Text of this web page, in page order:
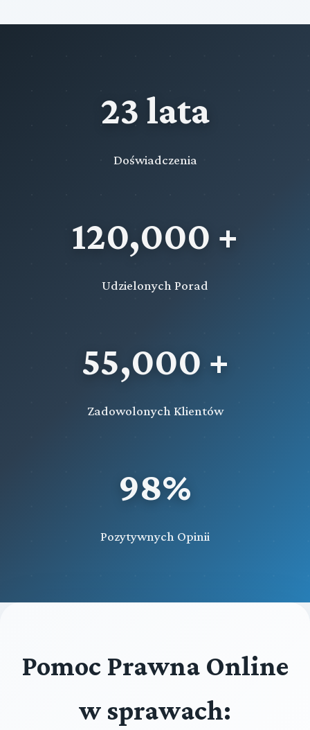
23 lata
Doświadczenia
120,000 +
Udzielonych Porad
55,000 +
Zadowolonych Klientów
98%
Pozytywnych Opinii
Pomoc Prawna Online
w sprawach: